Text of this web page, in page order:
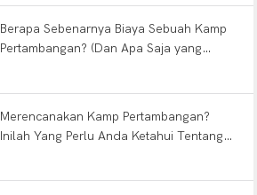
Berapa Sebenarnya Biaya Sebuah Kamp
Pertambangan? (Dan Apa Saja yang
Merencanakan Kamp Pertambangan?
Inilah Yang Perlu Anda Ketahui Tentang